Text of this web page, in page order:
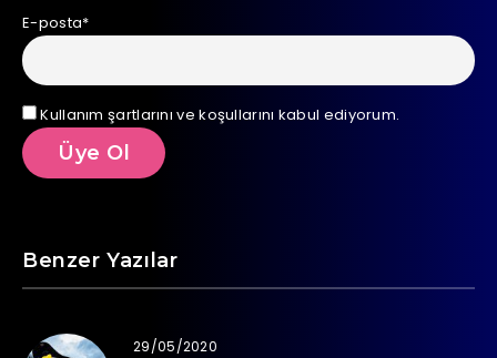
E-posta*
Kullanım şartlarını ve koşullarını kabul ediyorum.
Benzer Yazılar
29/05/2020